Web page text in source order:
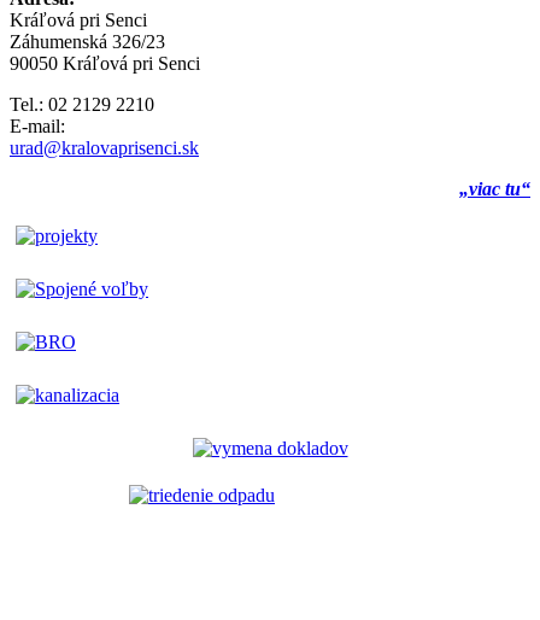
Kráľová pri Senci
Záhumenská 326/23
90050 Kráľová pri Senci
Tel.: 02 2129 2210
E-mail:
urad@kralovaprisenci.sk
„viac tu“